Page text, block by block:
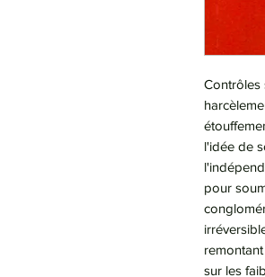
Contrôles
l'idée de
pour
sur les